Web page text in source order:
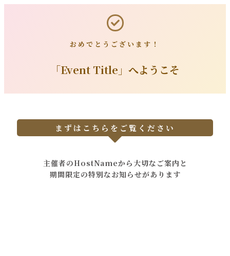
おめでとうございます！
「Event Title」 へようこそ
まずはこちらをご覧ください
主催者のHostNameから大切なご案内と
期間限定の特別なお知らせがあります